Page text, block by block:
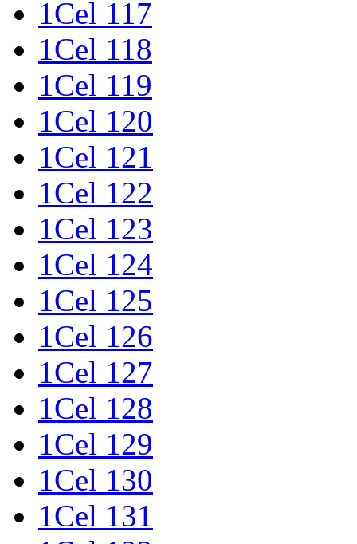
1Cel 117
1Cel 118
1Cel 119
1Cel 120
1Cel 121
1Cel 122
1Cel 123
1Cel 124
1Cel 125
1Cel 126
1Cel 127
1Cel 128
1Cel 129
1Cel 130
1Cel 131